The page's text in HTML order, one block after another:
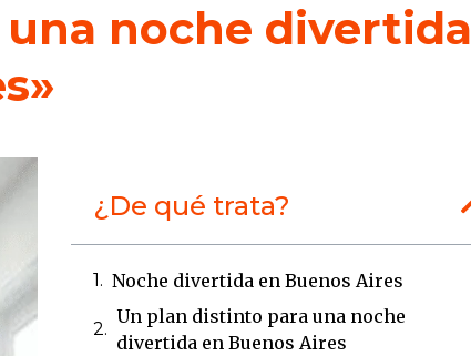
una noche divertida
¿De qué trata?
Noche divertida en Buenos Aires
Un plan distinto para una noche
divertida en Buenos Aires